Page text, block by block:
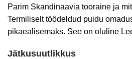
Parim Skandinaavia tooraine ja
Termiliselt töödeldud puidu
pikaealisemaks. See on oluline
Jätkusuutlikkus